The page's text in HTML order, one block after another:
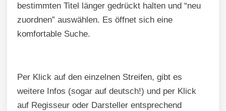
bestimmten Titel länger gedrückt halten und “neu
zuordnen” auswählen. Es öffnet sich eine
komfortable Suche.
Per Klick auf den einzelnen Streifen, gibt es
weitere Infos (sogar auf deutsch!) und per Klick
auf Regisseur oder Darsteller entsprechend